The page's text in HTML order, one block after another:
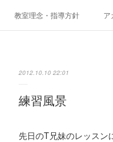
教室理念・指導方針 ア
2012.10.10 22:01
練習風景
先日のT兄妹のレッスン